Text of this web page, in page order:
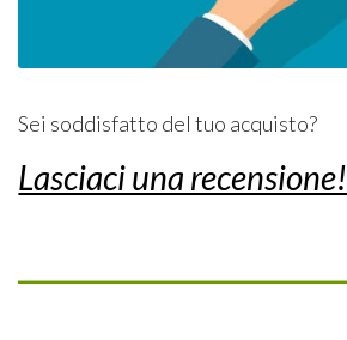
Sei soddisfatto del tuo acquisto?
Lasciaci una recensione!